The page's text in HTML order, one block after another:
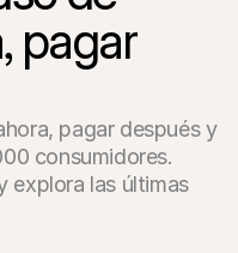
contactless en tu iPhone
Aceptar y gestionar
Pagos en persona
Aceptar pagos con
dispositivos
Pagos recurrentes
Pagos recurrentes y
Aceptación y
Prevenir fraude y
pagar
pagar después y
consumidores.
explora las últimas